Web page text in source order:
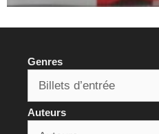
Genres
Auteurs